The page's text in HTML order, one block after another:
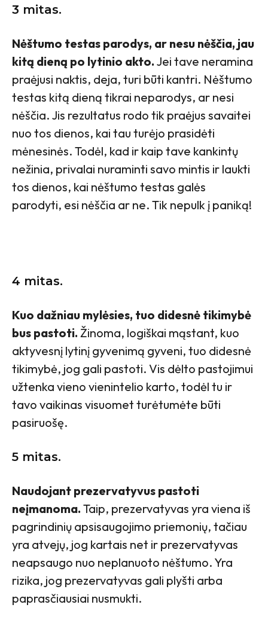
3 mitas.
Nėštumo testas parodys, ar nesu nėščia, jau
kitą dieną po lytinio akto. Jei tave neramina
praėjusi naktis, deja, turi būti kantri. Nėštumo
testas kitą dieną tikrai neparodys, ar nesi
nėščia. Jis rezultatus rodo tik praėjus savaitei
nuo tos dienos, kai tau turėjo prasidėti
mėnesinės. Todėl, kad ir kaip tave kankintų
nežinia, privalai nuraminti savo mintis ir laukti
tos dienos, kai nėštumo testas galės
parodyti, esi nėščia ar ne. Tik nepulk į paniką!
4 mitas.
Kuo dažniau mylėsies, tuo didesnė tikimybė
bus pastoti. Žinoma, logiškai mąstant, kuo
aktyvesnį lytinį gyvenimą gyveni, tuo didesnė
tikimybė, jog gali pastoti. Vis dėlto pastojimui
užtenka vieno vienintelio karto, todėl tu ir
tavo vaikinas visuomet turėtumėte būti
pasiruošę.
5 mitas.
Naudojant prezervatyvus pastoti
neįmanoma. Taip, prezervatyvas yra viena iš
pagrindinių apsisaugojimo priemonių, tačiau
yra atvejų, jog kartais net ir prezervatyvas
neapsaugo nuo neplanuoto nėštumo. Yra
rizika, jog prezervatyvas gali plyšti arba
paprasčiausiai nusmukti.